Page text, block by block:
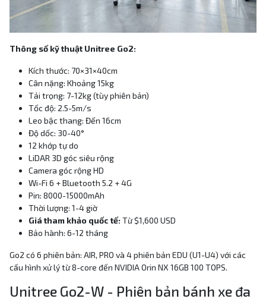
Thông số kỹ thuật Unitree Go2:
Kích thước: 70×31×40cm
Cân nặng: Khoảng 15kg
Tải trọng: 7-12kg (tùy phiên bản)
Tốc độ: 2.5-5m/s
Leo bậc thang: Đến 16cm
Độ dốc: 30-40°
12 khớp tự do
LiDAR 3D góc siêu rộng
Camera góc rộng HD
Wi-Fi 6 + Bluetooth 5.2 + 4G
Pin: 8000-15000mAh
Thời lượng: 1-4 giờ
Giá tham khảo quốc tế: Từ $1,600 USD
Bảo hành: 6-12 tháng
Go2 có 6 phiên bản: AIR, PRO và 4 phiên bản EDU (U1-U4) với các
cấu hình xử lý từ 8-core đến NVIDIA Orin NX 16GB 100 TOPS.
Unitree Go2-W - Phiên bản bánh xe đa